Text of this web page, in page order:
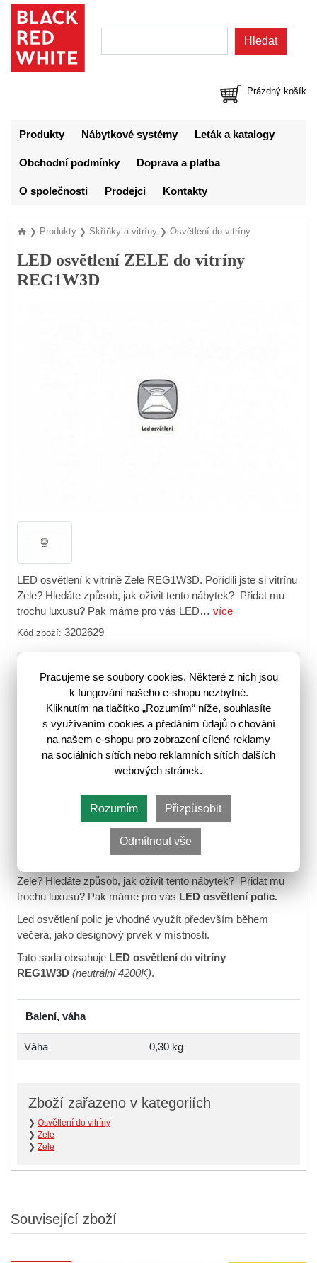
Prázdný košík
Produkty Nábytkové systémy Leták a katalogy
Obchodní podmínky Doprava a platba
O společnosti Prodejci Kontakty
❯ Produkty ❯ Skříňky a vitríny ❯ Osvětlení do vitríny
LED osvětlení ZELE do vitríny
REG1W3D
LED osvětlení k vitríně Zele REG1W3D. Pořídili jste si vitrínu
Zele? Hledáte způsob, jak oživit tento nábytek? Přidat mu
trochu luxusu? Pak máme pro vás LED… více
Kód zboží: 3202629
❚❚ Skladem poslední kus
Informace k odeslání zboží
🛈484,- 382,-
Do košíku
LED osvětlení k vitríně
Zele? Hledáte způsob, jak oživit tento nábytek? Přidat mu
trochu luxusu? Pak máme pro vás LED osvětlení polic.
Led osvětlení polic je vhodné využít především během
večera, jako designový prvek v místnosti.
Tato sada obsahuje LED osvětlení do vitríny
REG1W3D (neutrální 4200K).
Balení, váha
Váha 0,30 kg
Zboží zařazeno v kategoriích
❯ Osvětlení do vitríny
❯ Zele
❯ Zele
Související zboží
Pracujeme se soubory cookies. Některé z nich jsou
k fungování našeho e-shopu nezbytné.
Kliknutím na tlačítko „Rozumím“ níže, souhlasíte
s využívaním cookies a předáním údajů o chování
na našem e-shopu pro zobrazení cílené reklamy
na sociálních sítích nebo reklamních sítích dalších
webových stránek.
Rozumím Přizpůsobit
Odmítnout vše